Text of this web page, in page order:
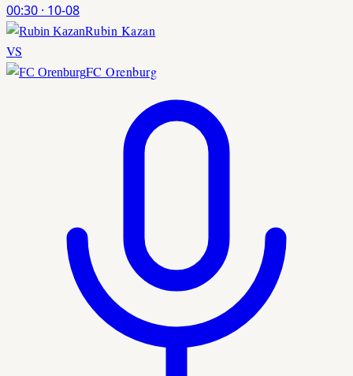
00:30 · 10-08
Rubin Kazan
VS
FC Orenburg